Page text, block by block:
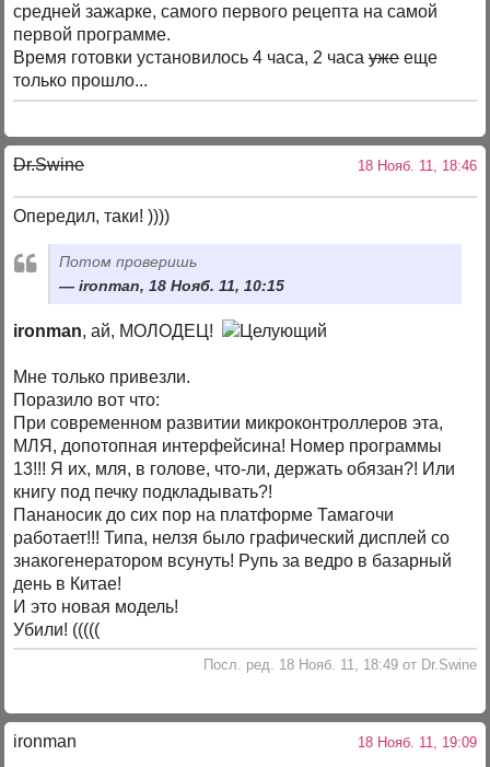
средней зажарке, самого первого рецепта на самой
первой программе.
Время готовки установилось 4 часа, 2 часауже еще
только прошло...
Dr.Swine 18 Нояб. 11, 18:46
Опередил, таки! ))))
Потом проверишь
ironman, 18 Нояб. 11, 10:15
ironman, ай, МОЛОДЕЦ!
Мне только привезли.
Поразило вот что:
При современном развитии микроконтроллеров эта,
МЛЯ, допотопная интерфейсина! Номер программы
13!!! Я их, мля, в голове, что-ли, держать обязан?! Или
книгу под печку подкладывать?!
Пананосик до сих пор на платформе Тамагочи
работает!!! Типа, нелзя было графический дисплей со
знакогенератором всунуть! Рупь за ведро в базарный
день в Китае!
И это новая модель!
Убили! (((((
Посл. ред. 18 Нояб. 11, 18:49 от Dr.Swine
ironman 18 Нояб. 11, 19:09